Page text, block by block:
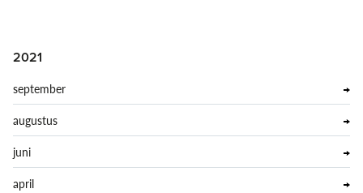
2021
september
augustus
juni
april